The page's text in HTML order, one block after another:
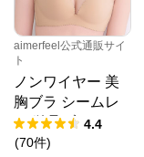
aimerfeel公式通販サイ
ト
ノンワイヤー 美
胸ブラ シームレ
ス 単品ブラジャ
ー
4.4
(70件)